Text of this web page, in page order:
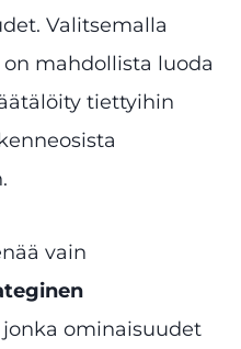
Valitsemalla
mahdollista luoda
tiettyihin
vain
jonka ominaisuudet